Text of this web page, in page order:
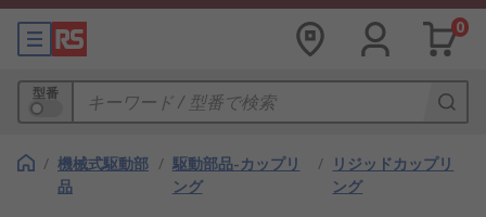
0
型番
/ 機械式駆動部
品
/ 駆動部品-カップリ
ング
/ リジッドカップリ
ング